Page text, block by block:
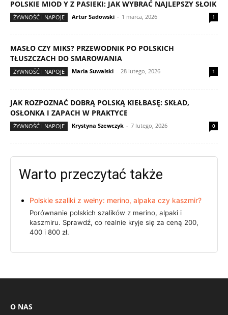
POLSKIE MIOD Y Z PASIEKI: JAK WYBRAĆ NAJLEPSZY SŁOIK
ŻYWNOŚĆ I NAPOJE Artur Sadowski - 1 marca, 2026 1
MASŁO CZY MIKS? PRZEWODNIK PO POLSKICH
TŁUSZCZACH DO SMAROWANIA
ŻYWNOŚĆ I NAPOJE Maria Suwalski - 28 lutego, 2026 1
JAK ROZPOZNAĆ DOBRĄ POLSKĄ KIEŁBASĘ: SKŁAD,
OSŁONKA I ZAPACH W PRAKTYCE
ŻYWNOŚĆ I NAPOJE Krystyna Szewczyk - 7 lutego, 2026 0
Warto przeczytać także
Polskie szaliki z wełny: merino, alpaka czy kaszmir?
Porównanie polskich szalików z merino, alpaki i
kaszmiru. Sprawdź, co realnie kryje się za ceną 200,
400 i 800 zł.
O NAS